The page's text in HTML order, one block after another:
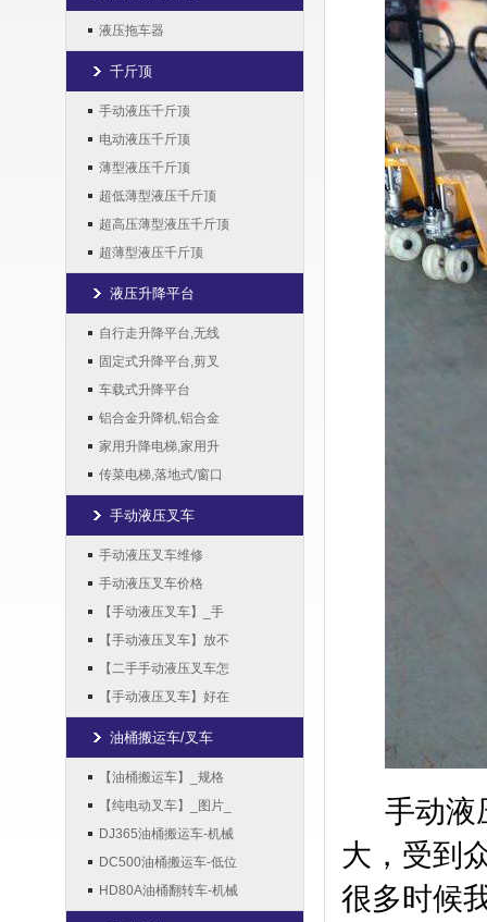
液压拖车器
千斤顶
手动液压千斤顶
电动液压千斤顶
薄型液压千斤顶
超低薄型液压千斤顶
超高压薄型液压千斤顶
超薄型液压千斤顶
液压升降平台
自行走升降平台,无线
固定式升降平台,剪叉
车载式升降平台
铝合金升降机,铝合金
家用升降电梯,家用升
传菜电梯,落地式/窗口
手动液压叉车
手动液压叉车维修
手动液压叉车价格
【手动液压叉车】_手
【手动液压叉车】放不
【二手手动液压叉车怎
【手动液压叉车】好在
油桶搬运车/叉车
【油桶搬运车】_规格
【纯电动叉车】_图片_
DJ365油桶搬运车-机械
DC500油桶搬运车-低位
HD80A油桶翻转车-机械
手动液
大，受到
很多时候